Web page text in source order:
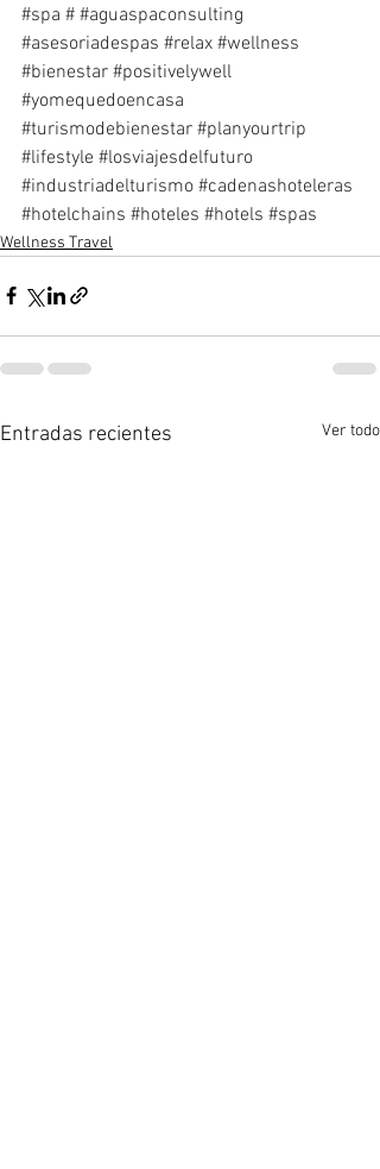
#spa # #aguaspaconsulting
#asesoriadespas #relax #wellness
#bienestar #positivelywell
#yomequedoencasa
#turismodebienestar #planyourtrip
#lifestyle #losviajesdelfuturo
#industriadelturismo #cadenashoteleras
#hotelchains #hoteles #hotels #spas
Wellness Travel
Entradas recientes Ver todo